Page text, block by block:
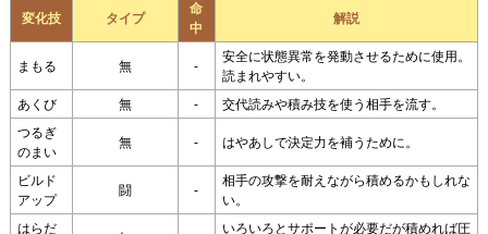
変化技 タイプ
命
中
解説
まもる 無 -
安全に状態異常を発動させるために使用。
読まれやすい。
あくび 無 - 交代読みや積み技を使う相手を流す。
つるぎ
のまい
無 - はやあしで決定力を補うために。
ビルド
アップ
闘 -
相手の攻撃を耐えながら積めるかもしれな
い。
はらだ
いろいろとサポートが必要だが積めれば圧